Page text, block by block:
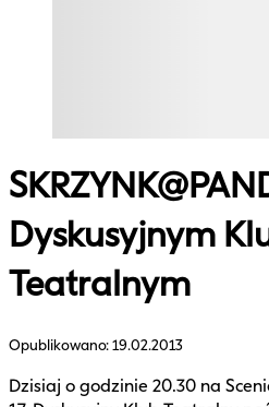
Dyskusyjnym
Teatralnym
Opublikowano:19.02.2013
Dzisiaj o godzinie 20.30 na